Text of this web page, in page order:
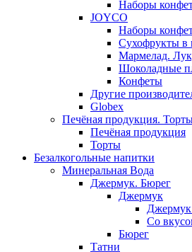
Наборы
JOYCO
Наборы
Сухофрукты в
Мармелад.
Шоколадные
Конфеты
Другие
Globex
Печёная продукция.
Печёная продукция
Торты
Безалкогольные напитки
Минеральная Вода
Джермук. Бюрег
Джермук
Джермук
Со
Бюрег
Татни